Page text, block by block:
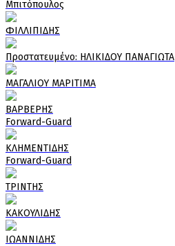
Μπιτόπουλος
ΦΙΛΛΙΠΙΔΗΣ
Πρoστατευμένο: ΗΛΙΚΙΔΟΥ ΠΑΝΑΓΙΩΤΑ
ΜΑΓΑΛΙΟΥ ΜΑΡΙΤΙΜΑ
ΒΑΡΒΕΡΗΣ
Forward-Guard
ΚΛΗΜΕΝΤΙΔΗΣ
Forward-Guard
ΤΡΙΝΤΗΣ
ΚΑΚΟΥΛΙΔΗΣ
ΙΩΑΝΝΙΔΗΣ